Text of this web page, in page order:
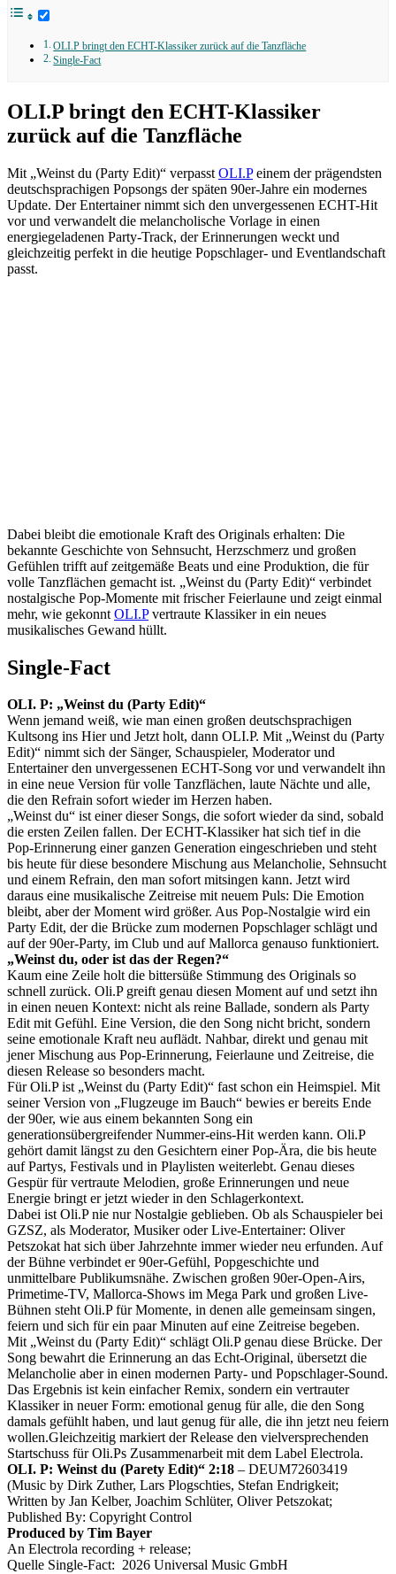
OLI.P bringt den ECHT-Klassiker zurück auf die Tanzfläche
Single-Fact
OLI.P bringt den ECHT-Klassiker
zurück auf die Tanzfläche
Mit „Weinst du (Party Edit)“ verpasst OLI.Peinem der prägendsten
deutschsprachigen Popsongs der späten 90er-Jahre ein modernes
Update. Der Entertainer nimmt sich den unvergessenen ECHT-Hit
vor und verwandelt die melancholische Vorlage in einen
energiegeladenen Party-Track, der Erinnerungen weckt und
gleichzeitig perfekt in die heutige Popschlager- und Eventlandschaft
passt.
Dabei bleibt die emotionale Kraft des Originals erhalten: Die
bekannte Geschichte von Sehnsucht, Herzschmerz und großen
Gefühlen trifft auf zeitgemäße Beats und eine Produktion, die für
volle Tanzflächen gemacht ist. „Weinst du (Party Edit)“ verbindet
nostalgische Pop-Momente mit frischer Feierlaune und zeigt einmal
mehr, wie gekonnt OLI.Pvertraute Klassiker in ein neues
musikalisches Gewand hüllt.
Single-Fact
OLI. P: „Weinst du (Party Edit)“
Wenn jemand weiß, wie man einen großen deutschsprachigen
Kultsong ins Hier und Jetzt holt, dann OLI.P. Mit „Weinst du (Party
Edit)“ nimmt sich der Sänger, Schauspieler, Moderator und
Entertainer den unvergessenen ECHT-Song vor und verwandelt ihn
in eine neue Version für volle Tanzflächen, laute Nächte und alle,
die den Refrain sofort wieder im Herzen haben.
„Weinst du“ ist einer dieser Songs, die sofort wieder da sind, sobald
die ersten Zeilen fallen. Der ECHT-Klassiker hat sich tief in die
Pop-Erinnerung einer ganzen Generation eingeschrieben und steht
bis heute für diese besondere Mischung aus Melancholie, Sehnsucht
und einem Refrain, den man sofort mitsingen kann. Jetzt wird
daraus eine musikalische Zeitreise mit neuem Puls: Die Emotion
bleibt, aber der Moment wird größer. Aus Pop-Nostalgie wird ein
Party Edit, der die Brücke zum modernen Popschlager schlägt und
auf der 90er-Party, im Club und auf Mallorca genauso funktioniert.
„Weinst du, oder ist das der Regen?“
Kaum eine Zeile holt die bittersüße Stimmung des Originals so
schnell zurück. Oli.P greift genau diesen Moment auf und setzt ihn
in einen neuen Kontext: nicht als reine Ballade, sondern als Party
Edit mit Gefühl. Eine Version, die den Song nicht bricht, sondern
seine emotionale Kraft neu auflädt. Nahbar, direkt und genau mit
jener Mischung aus Pop-Erinnerung, Feierlaune und Zeitreise, die
diesen Release so besonders macht.
Für Oli.P ist „Weinst du (Party Edit)“ fast schon ein Heimspiel. Mit
seiner Version von „Flugzeuge im Bauch“ bewies er bereits Ende
der 90er, wie aus einem bekannten Song ein
generationsübergreifender Nummer-eins-Hit werden kann. Oli.P
gehört damit längst zu den Gesichtern einer Pop-Ära, die bis heute
auf Partys, Festivals und in Playlisten weiterlebt. Genau dieses
Gespür für vertraute Melodien, große Erinnerungen und neue
Energie bringt er jetzt wieder in den Schlagerkontext.
Dabei ist Oli.P nie nur Nostalgie geblieben. Ob als Schauspieler bei
GZSZ, als Moderator, Musiker oder Live-Entertainer: Oliver
Petszokat hat sich über Jahrzehnte immer wieder neu erfunden. Auf
der Bühne verbindet er 90er-Gefühl, Popgeschichte und
unmittelbare Publikumsnähe. Zwischen großen 90er-Open-Airs,
Primetime-TV, Mallorca-Shows im Mega Park und großen Live-
Bühnen steht Oli.P für Momente, in denen alle gemeinsam singen,
feiern und sich für ein paar Minuten auf eine Zeitreise begeben.
Mit „Weinst du (Party Edit)“ schlägt Oli.P genau diese Brücke. Der
Song bewahrt die Erinnerung an das Echt-Original, übersetzt die
Melancholie aber in einen modernen Party- und Popschlager-Sound.
Das Ergebnis ist kein einfacher Remix, sondern ein vertrauter
Klassiker in neuer Form: emotional genug für alle, die den Song
damals gefühlt haben, und laut genug für alle, die ihn jetzt neu feiern
wollen.Gleichzeitig markiert der Release den vielversprechenden
Startschuss für Oli.Ps Zusammenarbeit mit dem Label Electrola.
OLI. P: Weinst du (Parety Edit)“ 2:18 – DEUM72603419
(Music by Dirk Zuther, Lars Plogschties, Stefan Endrigkeit;
Written by Jan Kelber, Joachim Schlüter, Oliver Petszokat;
Published By: Copyright Control
Produced by Tim Bayer
An Electrola recording + release;
Quelle Single-Fact: 2026 Universal Music GmbH